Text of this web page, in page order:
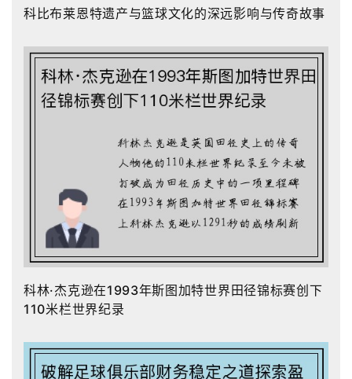
科比布莱恩特遗产与篮球文化的深远影响与传奇故事
科林·杰克逊在1993年斯图加特世界田径锦标赛创下
110米栏世界纪录